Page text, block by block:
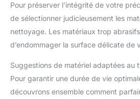
Pour préserver l’intégrité de votre
de sélectionner judicieusement les
nettoyage. Les matériaux trop
d’endommager la surface délicate de
Suggestions de matériel adaptées au
Pour garantir une durée de vie
découvrons ensemble comment